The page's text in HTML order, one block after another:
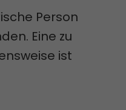
Person
Eine zu
ist